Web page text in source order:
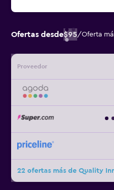
Ofertas desde$95/Oferta
Proveedor
22 ofertas más de Quality